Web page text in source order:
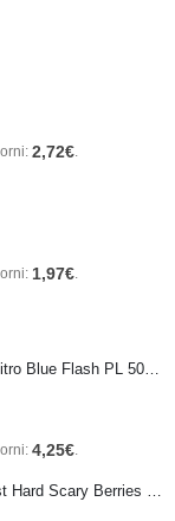
2,72€
1,97€.
4,25€.
PRE-ORDER Monster The Beast Hard Scary Berries 355 ml IN ARRIVO ENTRO IL 21 SETTEMBRE